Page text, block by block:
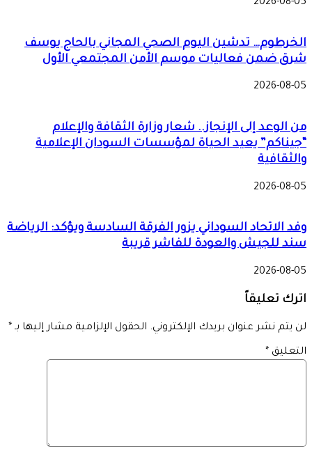
2026-08-05
الخرطوم… تدشين اليوم الصحي المجاني بالحاج يوسف
شرق ضمن فعاليات موسم الأمن المجتمعي الأول
2026-08-05
من الوعد إلى الإنجاز.. شعار وزارة الثقافة والإعلام
“جيناكم” يعيد الحياة لمؤسسات السودان الإعلامية
والثقافية
2026-08-05
وفد الاتحاد السوداني يزور الفرقة السادسة ويؤكد: الرياضة
سند للجيش والعودة للفاشر قريبة
2026-08-05
اترك تعليقاً
لن يتم نشر عنوان بريدك الإلكتروني. الحقول الإلزامية مشار إليها بـ *
التعليق *